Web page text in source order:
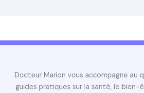
Docteur Marion vous accompagne au
guides pratiques sur la santé, le bien-